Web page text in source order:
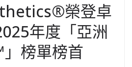
榮登卓
年度「亞洲
榜單榜首